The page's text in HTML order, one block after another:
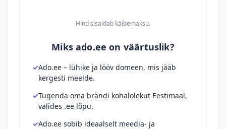
Hind sisaldab käibemaksu.
Miks ado.ee on väärtuslik?
Ado.ee – lühike ja lööv domeen, mis jääb
kergesti meelde.
Tugenda oma brändi kohalolekut Eestimaal,
valides .ee lõpu.
Ado.ee sobib ideaalselt meedia- ja